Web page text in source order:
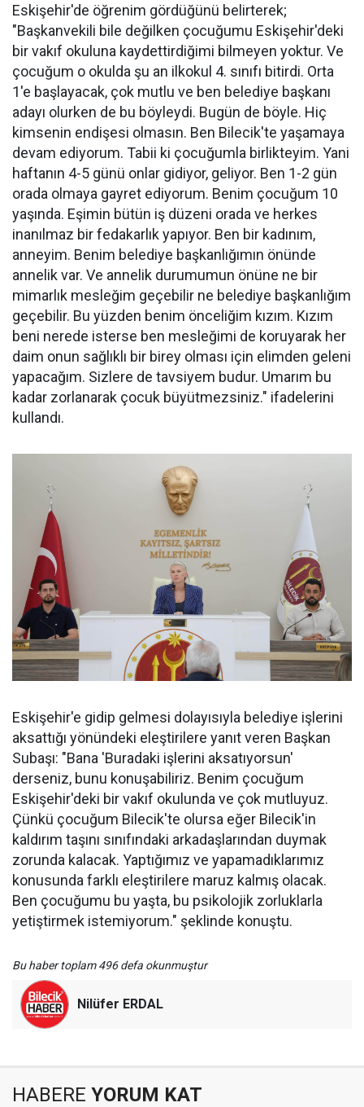
Eskişehir'de öğrenim gördüğünü belirterek;
"Başkanvekili bile değilken çocuğumu Eskişehir'deki
bir vakıf okuluna kaydettirdiğimi bilmeyen yoktur. Ve
çocuğum o okulda şu an ilkokul 4. sınıfı bitirdi. Orta
1'e başlayacak, çok mutlu ve ben belediye başkanı
adayı olurken de bu böyleydi. Bugün de böyle. Hiç
kimsenin endişesi olmasın. Ben Bilecik'te yaşamaya
devam ediyorum. Tabii ki çocuğumla birlikteyim. Yani
haftanın 4-5 günü onlar gidiyor, geliyor. Ben 1-2 gün
orada olmaya gayret ediyorum. Benim çocuğum 10
yaşında. Eşimin bütün iş düzeni orada ve herkes
inanılmaz bir fedakarlık yapıyor. Ben bir kadınım,
anneyim. Benim belediye başkanlığımın önünde
annelik var. Ve annelik durumumun önüne ne bir
mimarlık mesleğim geçebilir ne belediye başkanlığım
geçebilir. Bu yüzden benim önceliğim kızım. Kızım
beni nerede isterse ben mesleğimi de koruyarak her
daim onun sağlıklı bir birey olması için elimden geleni
yapacağım. Sizlere de tavsiyem budur. Umarım bu
kadar zorlanarak çocuk büyütmezsiniz." ifadelerini
kullandı.
Eskişehir'e gidip gelmesi dolayısıyla belediye işlerini
aksattığı yönündeki eleştirilere yanıt veren Başkan
Subaşı: "Bana 'Buradaki işlerini aksatıyorsun'
derseniz, bunu konuşabiliriz. Benim çocuğum
Eskişehir'deki bir vakıf okulunda ve çok mutluyuz.
Çünkü çocuğum Bilecik'te olursa eğer Bilecik'in
kaldırım taşını sınıfındaki arkadaşlarından duymak
zorunda kalacak. Yaptığımız ve yapamadıklarımız
konusunda farklı eleştirilere maruz kalmış olacak.
Ben çocuğumu bu yaşta, bu psikolojik zorluklarla
yetiştirmek istemiyorum." şeklinde konuştu.
Bu haber toplam 496 defa okunmuştur
Nilüfer ERDAL
HABERE YORUM KAT